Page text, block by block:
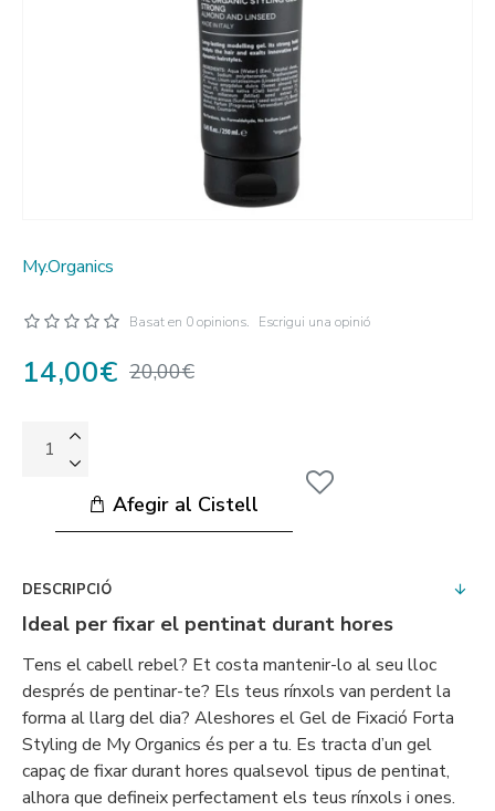
My.Organics
Basat en 0 opinions. Escrigui una opinió
14,00€ 20,00€
Afegir al Cistell
DESCRIPCIÓ
Ideal per fixar el pentinat durant hores
Tens el cabell rebel? Et costa mantenir-lo al seu lloc
després de pentinar-te? Els teus rínxols van perdent la
forma al llarg del dia? Aleshores el Gel de Fixació Forta
Styling de My Organics és per a tu. Es tracta d’un gel
capaç de fixar durant hores qualsevol tipus de pentinat,
alhora que defineix perfectament els teus rínxols i ones.